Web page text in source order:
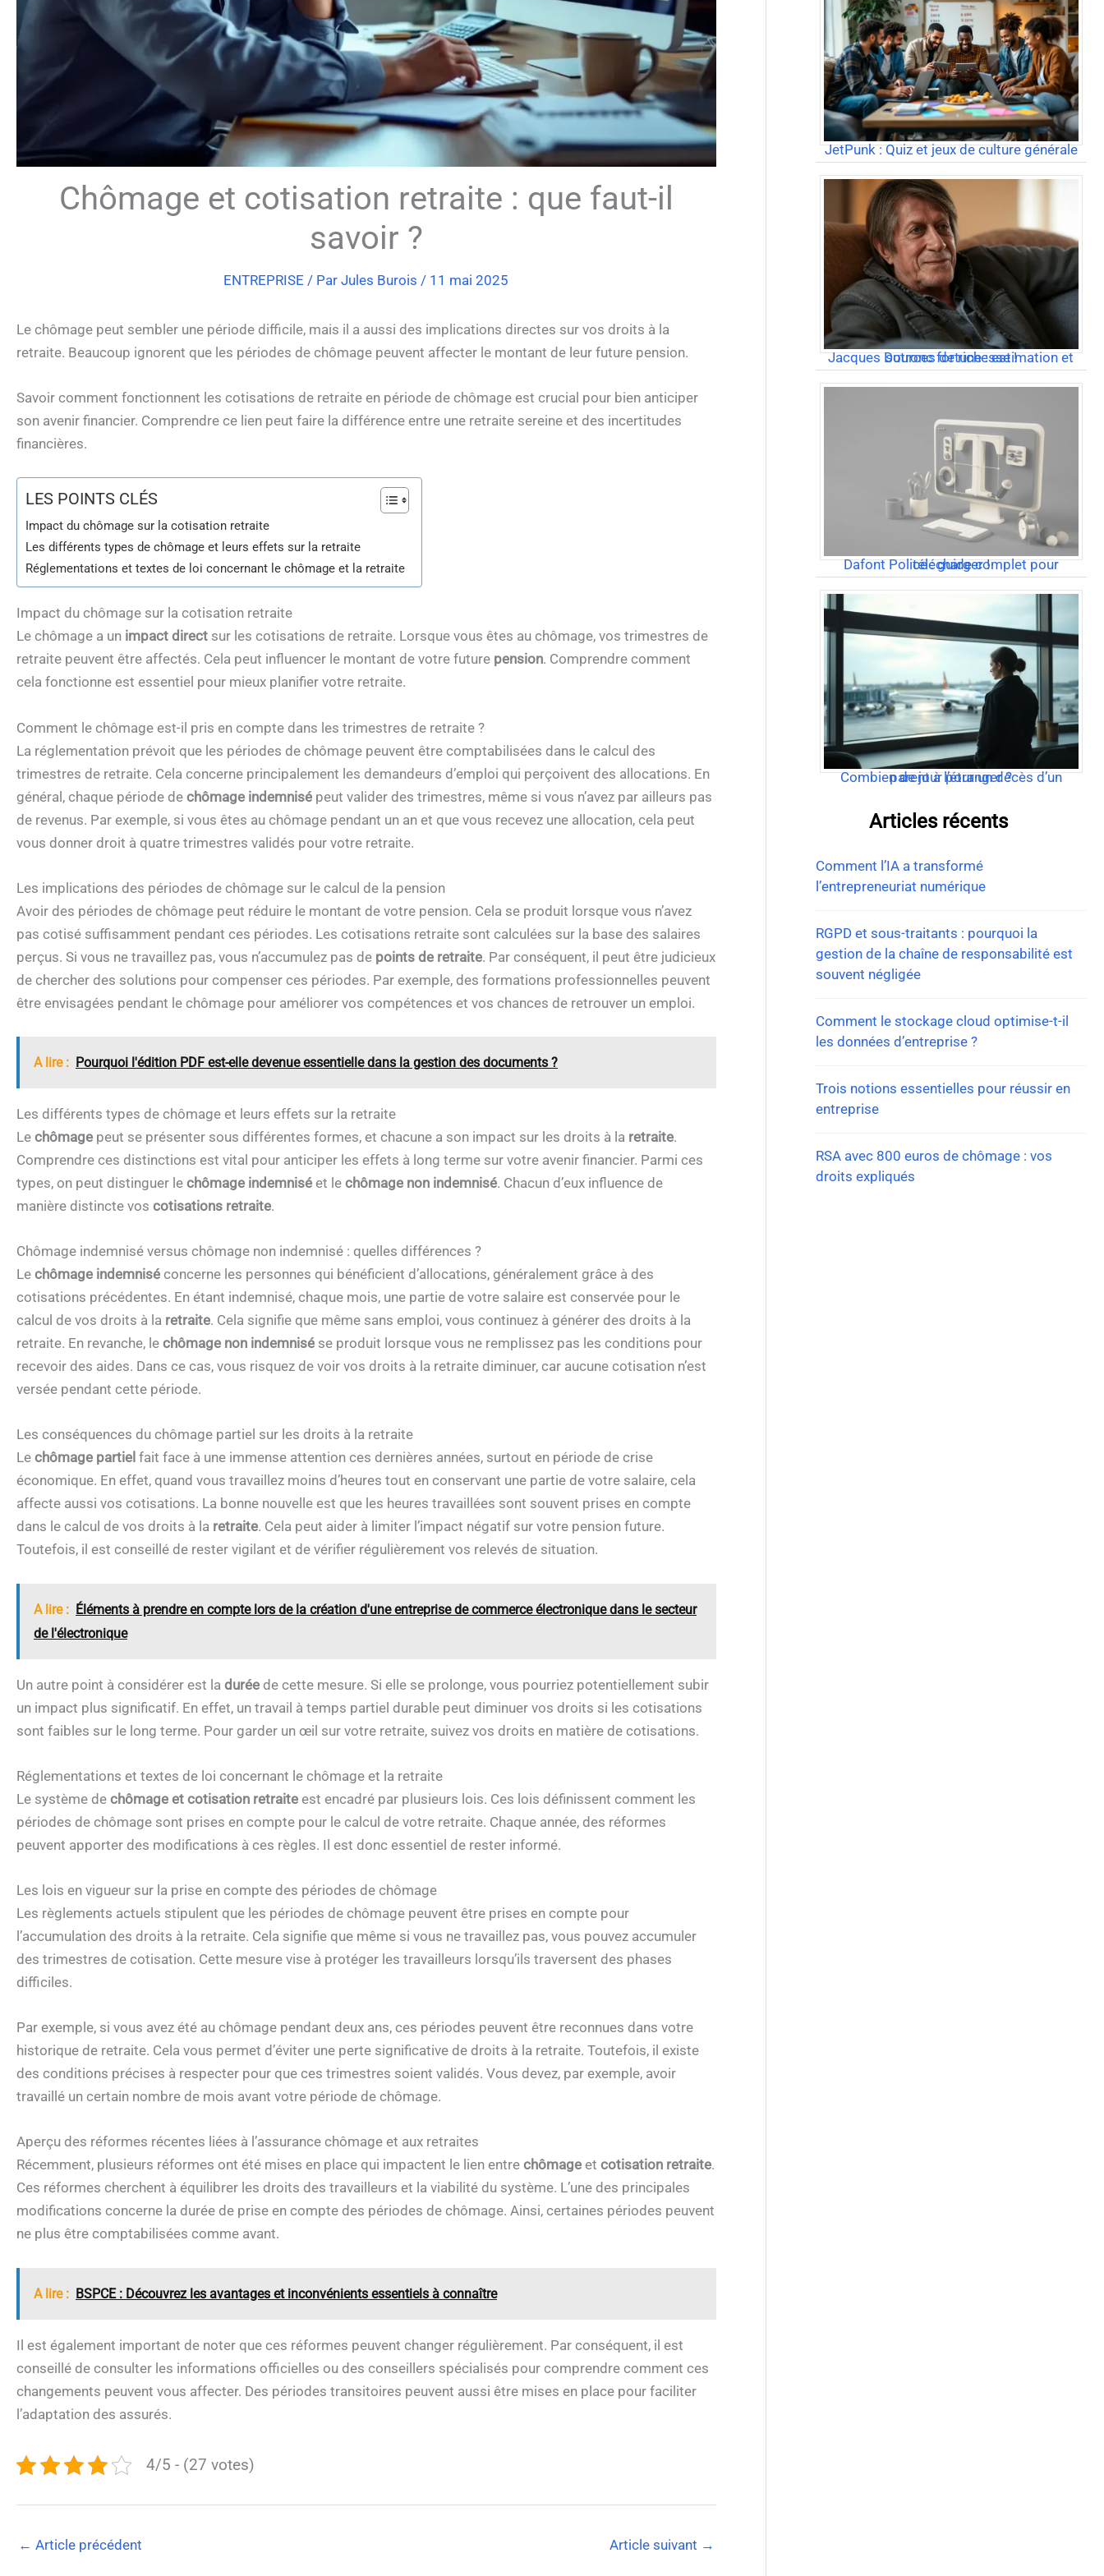
Chômage et cotisation retraite : que faut-il
savoir ?
ENTREPRISE / ParJules Burois/ 11 mai 2025
Le chômage peut sembler une période difficile, mais il a aussi des implications directes sur vos droits à la
retraite. Beaucoup ignorent que les périodes de chômage peuvent affecter le montant de leur future pension.
Savoir comment fonctionnent les cotisations de retraite en période de chômage est crucial pour bien anticiper
son avenir financier. Comprendre ce lien peut faire la différence entre une retraite sereine et des incertitudes
financières.
LES POINTS CLÉS
Impact du chômage sur la cotisation retraite
Les différents types de chômage et leurs effets sur la retraite
Réglementations et textes de loi concernant le chômage et la retraite
Impact du chômage sur la cotisation retraite
Le chômage a un impact direct sur les cotisations de retraite. Lorsque vous êtes au chômage, vos trimestres de
retraite peuvent être affectés. Cela peut influencer le montant de votre future pension. Comprendre comment
cela fonctionne est essentiel pour mieux planifier votre retraite.
Comment le chômage est-il pris en compte dans les trimestres de retraite ?
La réglementation prévoit que les périodes de chômage peuvent être comptabilisées dans le calcul des
trimestres de retraite. Cela concerne principalement les demandeurs d’emploi qui perçoivent des allocations. En
général, chaque période de chômage indemnisé peut valider des trimestres, même si vous n’avez par ailleurs pas
de revenus. Par exemple, si vous êtes au chômage pendant un an et que vous recevez une allocation, cela peut
vous donner droit à quatre trimestres validés pour votre retraite.
Les implications des périodes de chômage sur le calcul de la pension
Avoir des périodes de chômage peut réduire le montant de votre pension. Cela se produit lorsque vous n’avez
pas cotisé suffisamment pendant ces périodes. Les cotisations retraite sont calculées sur la base des salaires
perçus. Si vous ne travaillez pas, vous n’accumulez pas de points de retraite. Par conséquent, il peut être judicieux
de chercher des solutions pour compenser ces périodes. Par exemple, des formations professionnelles peuvent
être envisagées pendant le chômage pour améliorer vos compétences et vos chances de retrouver un emploi.
A lire : Pourquoi l'édition PDF est-elle devenue essentielle dans la gestion des documents ?
Les différents types de chômage et leurs effets sur la retraite
Le chômage peut se présenter sous différentes formes, et chacune a son impact sur les droits à la retraite.
Comprendre ces distinctions est vital pour anticiper les effets à long terme sur votre avenir financier. Parmi ces
types, on peut distinguer le chômage indemnisé et le chômage non indemnisé. Chacun d’eux influence de
manière distincte vos cotisations retraite.
Chômage indemnisé versus chômage non indemnisé : quelles différences ?
Le chômage indemnisé concerne les personnes qui bénéficient d’allocations, généralement grâce à des
cotisations précédentes. En étant indemnisé, chaque mois, une partie de votre salaire est conservée pour le
calcul de vos droits à la retraite. Cela signifie que même sans emploi, vous continuez à générer des droits à la
retraite. En revanche, le chômage non indemnisé se produit lorsque vous ne remplissez pas les conditions pour
recevoir des aides. Dans ce cas, vous risquez de voir vos droits à la retraite diminuer, car aucune cotisation n’est
versée pendant cette période.
Les conséquences du chômage partiel sur les droits à la retraite
Le chômage partiel fait face à une immense attention ces dernières années, surtout en période de crise
économique. En effet, quand vous travaillez moins d’heures tout en conservant une partie de votre salaire, cela
affecte aussi vos cotisations. La bonne nouvelle est que les heures travaillées sont souvent prises en compte
dans le calcul de vos droits à la retraite. Cela peut aider à limiter l’impact négatif sur votre pension future.
Toutefois, il est conseillé de rester vigilant et de vérifier régulièrement vos relevés de situation.
A lire : Éléments à prendre en compte lors de la création d'une entreprise de commerce électronique dans le secteur
de l'électronique
Un autre point à considérer est la durée de cette mesure. Si elle se prolonge, vous pourriez potentiellement subir
un impact plus significatif. En effet, un travail à temps partiel durable peut diminuer vos droits si les cotisations
sont faibles sur le long terme. Pour garder un œil sur votre retraite, suivez vos droits en matière de cotisations.
Réglementations et textes de loi concernant le chômage et la retraite
Le système de chômage et cotisation retraite est encadré par plusieurs lois. Ces lois définissent comment les
périodes de chômage sont prises en compte pour le calcul de votre retraite. Chaque année, des réformes
peuvent apporter des modifications à ces règles. Il est donc essentiel de rester informé.
Les lois en vigueur sur la prise en compte des périodes de chômage
Les règlements actuels stipulent que les périodes de chômage peuvent être prises en compte pour
l’accumulation des droits à la retraite. Cela signifie que même si vous ne travaillez pas, vous pouvez accumuler
des trimestres de cotisation. Cette mesure vise à protéger les travailleurs lorsqu’ils traversent des phases
difficiles.
Par exemple, si vous avez été au chômage pendant deux ans, ces périodes peuvent être reconnues dans votre
historique de retraite. Cela vous permet d’éviter une perte significative de droits à la retraite. Toutefois, il existe
des conditions précises à respecter pour que ces trimestres soient validés. Vous devez, par exemple, avoir
travaillé un certain nombre de mois avant votre période de chômage.
Aperçu des réformes récentes liées à l’assurance chômage et aux retraites
Récemment, plusieurs réformes ont été mises en place qui impactent le lien entre chômage et cotisation retraite.
Ces réformes cherchent à équilibrer les droits des travailleurs et la viabilité du système. L’une des principales
modifications concerne la durée de prise en compte des périodes de chômage. Ainsi, certaines périodes peuvent
ne plus être comptabilisées comme avant.
A lire : BSPCE : Découvrez les avantages et inconvénients essentiels à connaître
Il est également important de noter que ces réformes peuvent changer régulièrement. Par conséquent, il est
conseillé de consulter les informations officielles ou des conseillers spécialisés pour comprendre comment ces
changements peuvent vous affecter. Des périodes transitoires peuvent aussi être mises en place pour faciliter
l’adaptation des assurés.
4/5 - (27 votes)
← Article précédent Article suivant →
JetPunk : Quiz et jeux de culture générale
Jacques Dutronc fortune : estimation et sources de richesse !
Dafont Police : guide complet pour télécharger !
Combien de jour pour un décès d’un parent à l’étranger ?
Articles récents
Comment l’IA a transformé
l’entrepreneuriat numérique
RGPD et sous-traitants : pourquoi la
gestion de la chaîne de responsabilité est
souvent négligée
Comment le stockage cloud optimise-t-il
les données d’entreprise ?
Trois notions essentielles pour réussir en
entreprise
RSA avec 800 euros de chômage : vos
droits expliqués